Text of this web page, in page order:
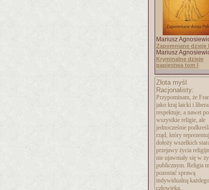
Mariusz
Zapomniane dzieje
Mariusz
Kryminalne dzieje
papiestwa tom I
Złota myśl
Racjonalisty:
Przypominam, że
jako kraj laicki i
respektuje, a nawet
wszystkie religie, ale
jednocześnie
rząd, który
dołoży wszelkich
przejawy życia
nie ujawniały się w
publicznym. Religia
pozostać sprawą
indywidualną każdego
człowieka.